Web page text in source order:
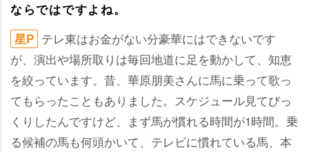
ならではですよね。
星P テレ東はお金がない分豪華にはできないです
が、演出や場所取りは毎回地道に足を動かして、知恵
を絞っています。昔、華原朋美さんに馬に乗って歌っ
てもらったこともありました。スケジュール見てびっ
くりしたんですけど、まず馬が慣れる時間が1時間。乗
る候補の馬も何頭かいて、テレビに慣れている馬、本